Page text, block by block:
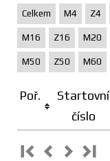
Celkem M4 Z4
M16 Z16 M20
M50 Z50 M60
Poř.
Startovní
číslo